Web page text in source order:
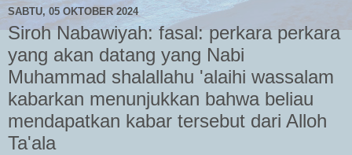
SABTU, 05 OKTOBER 2024
Siroh Nabawiyah: fasal: perkara perkara
yang akan datang yang Nabi
Muhammad shalallahu 'alaihi wassalam
kabarkan menunjukkan bahwa beliau
mendapatkan kabar tersebut dari Alloh
Ta'ala